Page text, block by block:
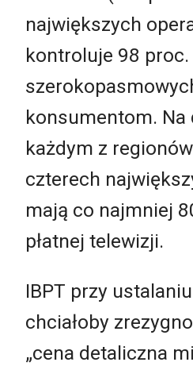
największych
kontroluje 98 proc.
konsumentom. Na
każdym z
czterech
mają co najmniej
płatnej telewizji.
IBPT przy
chciałoby
„cena detaliczna